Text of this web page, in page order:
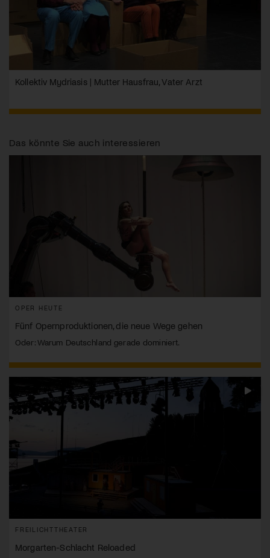
Kollektiv Mydriasis | Mutter Hausfrau, Vater Arzt
Das könnte Sie auch interessieren
OPER HEUTE
Fünf Opernproduktionen, die neue Wege gehen
Oder: Warum Deutschland gerade dominiert.
FREILICHTTHEATER
Morgarten-Schlacht Reloaded